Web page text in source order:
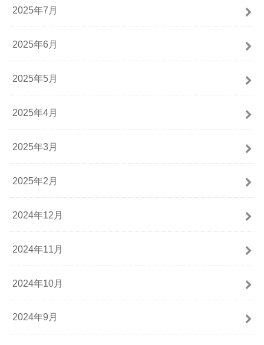
2025年7月
2025年6月
2025年5月
2025年4月
2025年3月
2025年2月
2024年12月
2024年11月
2024年10月
2024年9月